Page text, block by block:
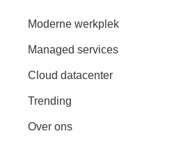
Moderne werkplek
Managed services
Cloud datacenter
Trending
Over ons